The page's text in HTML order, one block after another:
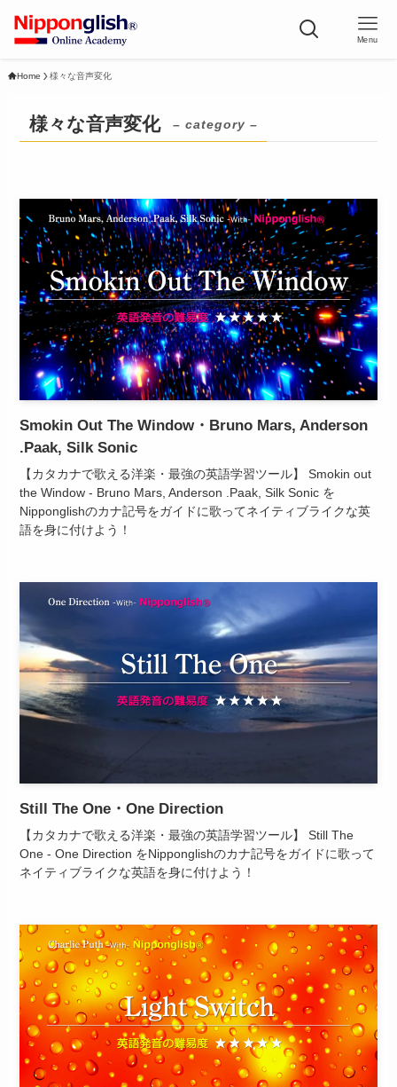
Menu
Home 様々な音声変化
様々な音声変化 – category –
Smokin Out The Window・Bruno Mars, Anderson
.Paak, Silk Sonic
【カタカナで歌える洋楽・最強の英語学習ツール】 Smokin out
the Window - Bruno Mars, Anderson .Paak, Silk Sonic を
Nipponglishのカナ記号をガイドに歌ってネイティブライクな英
語を身に付けよう！
Still The One・One Direction
【カタカナで歌える洋楽・最強の英語学習ツール】 Still The
One - One Direction をNipponglishのカナ記号をガイドに歌って
ネイティブライクな英語を身に付けよう！